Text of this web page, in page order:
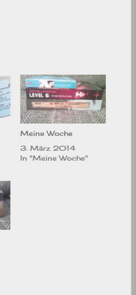
Meine Woche
3. März 2014
In "Meine Woche"